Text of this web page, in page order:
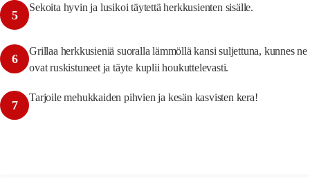
5
Sekoita hyvin ja lusikoi täytettä herkkusienten sisälle.
6
Grillaa herkkusieniä suoralla lämmöllä kansi suljettuna, kunnes ne
ovat ruskistuneet ja täyte kuplii houkuttelevasti.
7
Tarjoile mehukkaiden pihvien ja kesän kasvisten kera!